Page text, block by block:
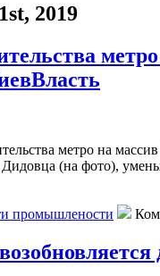
2019
мeтрo на
(на фото),
промышлености